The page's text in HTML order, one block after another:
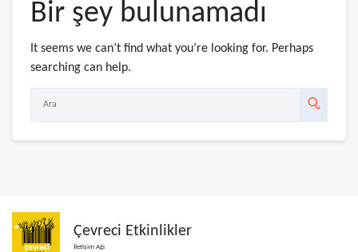
Bir şey bulunamadı
It seems we can’t find what you’re looking for. Perhaps
searching can help.
Çevreci Etkinlikler
İletişim Ağı